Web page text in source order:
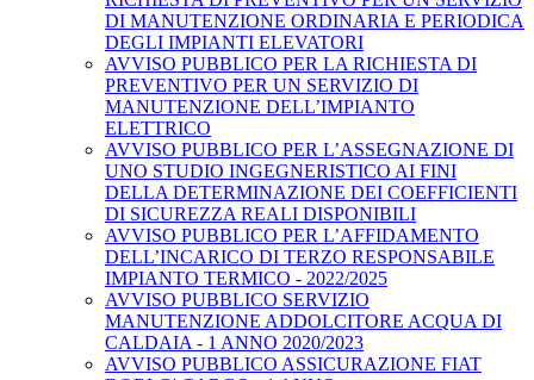
DI MANUTENZIONE ORDINARIA E PERIODICA
DEGLI IMPIANTI ELEVATORI
AVVISO PUBBLICO PER LA RICHIESTA DI
PREVENTIVO PER UN SERVIZIO DI
MANUTENZIONE DELL’IMPIANTO
ELETTRICO
AVVISO PUBBLICO PER L’ASSEGNAZIONE DI
UNO STUDIO INGEGNERISTICO AI FINI
DELLA DETERMINAZIONE DEI COEFFICIENTI
DI SICUREZZA REALI DISPONIBILI
AVVISO PUBBLICO PER L’AFFIDAMENTO
DELL’INCARICO DI TERZO RESPONSABILE
IMPIANTO TERMICO - 2022/2025
AVVISO PUBBLICO SERVIZIO
MANUTENZIONE ADDOLCITORE ACQUA DI
CALDAIA - 1 ANNO 2020/2023
AVVISO PUBBLICO ASSICURAZIONE FIAT